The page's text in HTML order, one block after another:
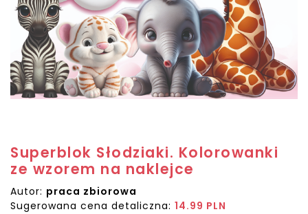
Superblok Słodziaki. Kolorowanki
ze wzorem na naklejce
Autor: praca zbiorowa
Sugerowana cena detaliczna: 14.99 PLN